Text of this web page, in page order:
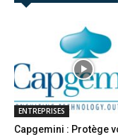
ENTREPRISES
Capgemini : Protège